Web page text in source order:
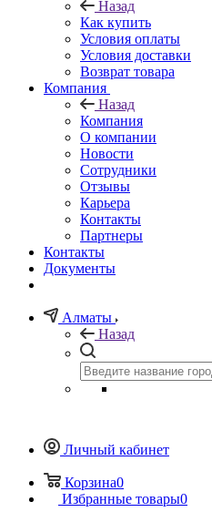
Назад
Как купить
Условия оплаты
Условия доставки
Возврат товара
Компания
Назад
Компания
О компании
Новости
Сотрудники
Отзывы
Карьера
Контакты
Партнеры
Контакты
Документы
Алматы
Назад
Личный кабинет
Корзина0
Избранные товары0